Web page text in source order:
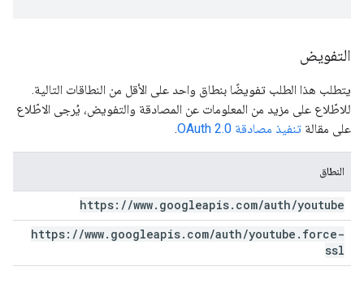
التفويض
يتطلب هذا الطلب تفويضًا بنطاق واحد على الأقل من النطاقات التالية.
للاطّلاع على مزيد من المعلومات عن المصادقة والتفويض، يُرجى الاطّلاع
على مقالة تنفيذ مصادقة OAuth 2.0 .
النطاق
https: //www. googleapis. com/auth/youtube
https: //www. googleapis. com/auth/youtube . force-
ssl